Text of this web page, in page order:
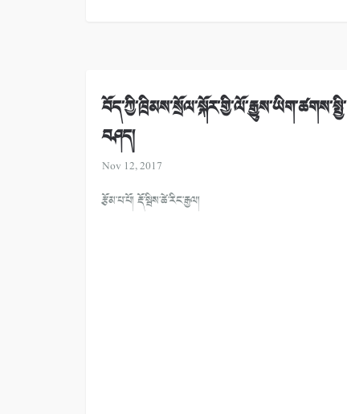
བོད་ཀྱི་ཁྲིམས་སྲོལ་སྐོར་གྱི་ལོ་རྒྱུས་ཡིག་ཚགས་སྤྱི་
བཤད།
Nov 12, 2017
རྩོམ་པ་པོ། རྡོ་སྦིས་ཚེ་རིང་རྒྱལ།